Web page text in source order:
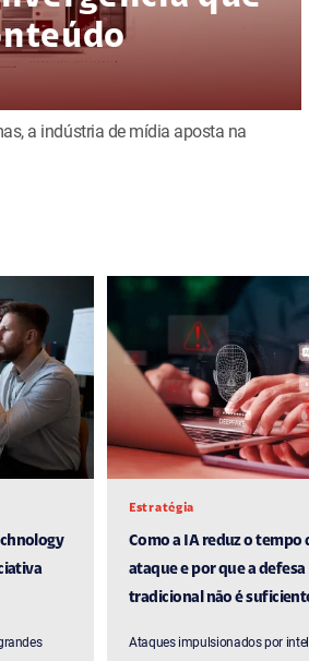
a indústria de mídia aposta na
Estratégia
Como a IA reduz o tempo
ataque e por que a defesa
tradicional não é
Ataques impulsionados por